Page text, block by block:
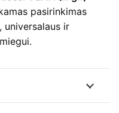
pasirinkimas
universalaus ir